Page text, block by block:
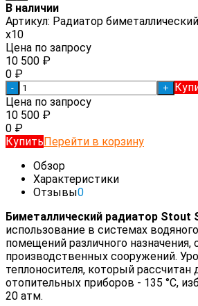
В наличии
Артикул: Радиатор
x10
Цена по запросу
10 500 ₽
0 ₽
- +
Цена по запросу
10 500 ₽
0 ₽
КупитьПерейти в корзину
Обзор
Характеристики
Отзывы0
Биметаллический радиатор Stout
использование в системах
помещений различного
производственных сооружений.
теплоносителя, который рассчитан
отопительных приборов - 135 °С,
20 атм.